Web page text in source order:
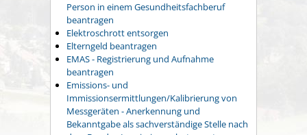
Person in einem Gesundheitsfachberuf
beantragen
Elektroschrott entsorgen
Elterngeld beantragen
EMAS - Registrierung und Aufnahme
beantragen
Emissions- und
Immissionsermittlungen/Kalibrierung von
Messgeräten - Anerkennung und
Bekanntgabe als sachverständige Stelle nach